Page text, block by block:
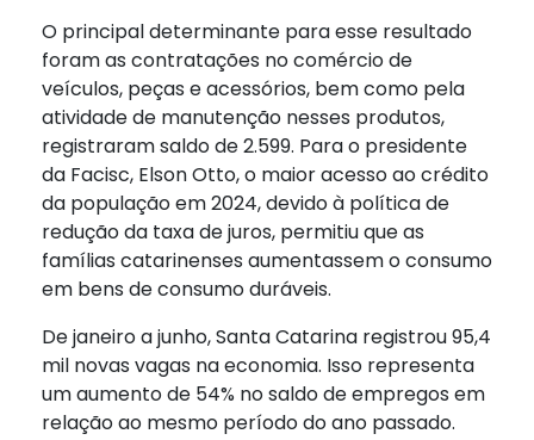
O principal determinante para esse resultado
foram as contratações no comércio de
veículos, peças e acessórios, bem como pela
atividade de manutenção nesses produtos,
registraram saldo de 2.599. Para o presidente
da Facisc, Elson Otto, o maior acesso ao crédito
da população em 2024, devido à política de
redução da taxa de juros, permitiu que as
famílias catarinenses aumentassem o consumo
em bens de consumo duráveis.
De janeiro a junho, Santa Catarina registrou 95,4
mil novas vagas na economia. Isso representa
um aumento de 54% no saldo de empregos em
relação ao mesmo período do ano passado.